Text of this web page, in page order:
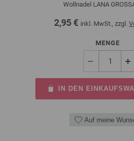
Wollnadel LANA
2,95 € inkl. MwSt., zzgl.
MENGE
IN DEN
Auf meine